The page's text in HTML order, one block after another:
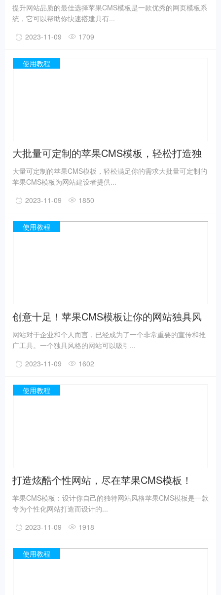
提升网站品质的最佳选择苹果CMS模板是一款优秀的网页模板系
统，它可以帮助你快速搭建具有...
2023-11-09
1709
使用教程
大批量可定制的苹果CMS模板，轻松打造独
一无二的网站
大量可定制的苹果CMS模板，轻松满足你的需求大批量可定制的
苹果CMS模板为网站建设者提供...
2023-11-09
1850
使用教程
创意十足！苹果CMS模板让你的网站独具风
格！
网站对于企业和个人而言，已经成为了一个非常重要的宣传和推
广工具。一个独具风格的网站可以吸引...
2023-11-09
1602
使用教程
打造炫酷个性网站，尽在苹果CMS模板！
苹果CMS模板：设计你自己的独特网站风格苹果CMS模板是一款
专为个性化网站打造而设计的...
2023-11-09
1918
使用教程